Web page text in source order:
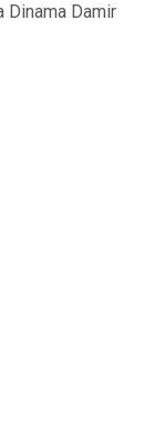
Dinama Damir